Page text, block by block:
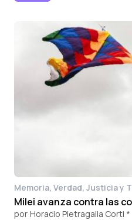
Memoria, Verdad, Justicia y
Milei avanza contra las
por Horacio Pietragalla Corti *